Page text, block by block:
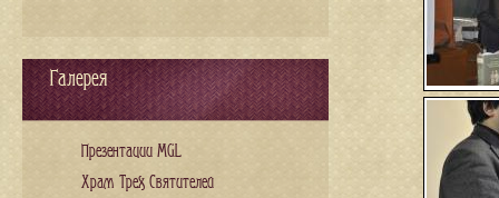
Галерея
Презентации MGL
Храм Трех Святителей